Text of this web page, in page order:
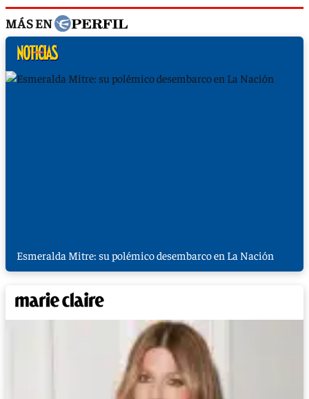
MÁS EN
Esmeralda Mitre: su polémico desembarco en La Nación